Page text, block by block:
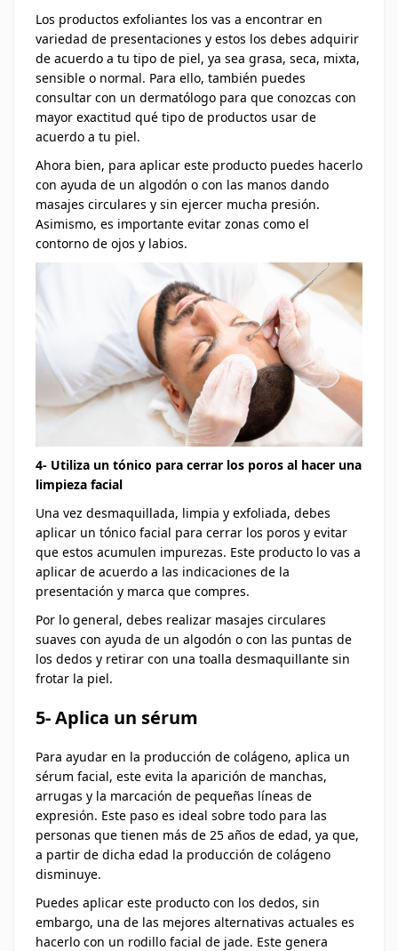
Los productos exfoliantes los vas a encontrar en
variedad de presentaciones y estos los debes adquirir
de acuerdo a tu tipo de piel, ya sea grasa, seca, mixta,
sensible o normal. Para ello, también puedes
consultar con un dermatólogo para que conozcas con
mayor exactitud qué tipo de productos usar de
acuerdo a tu piel.
Ahora bien, para aplicar este producto puedes hacerlo
con ayuda de un algodón o con las manos dando
masajes circulares y sin ejercer mucha presión.
Asimismo, es importante evitar zonas como el
contorno de ojos y labios.
4- Utiliza un tónico para cerrar los poros al hacer una
limpieza facial
Una vez desmaquillada, limpia y exfoliada, debes
aplicar un tónico facial para cerrar los poros y evitar
que estos acumulen impurezas. Este producto lo vas a
aplicar de acuerdo a las indicaciones de la
presentación y marca que compres.
Por lo general, debes realizar masajes circulares
suaves con ayuda de un algodón o con las puntas de
los dedos y retirar con una toalla desmaquillante sin
frotar la piel.
5- Aplica un sérum
Para ayudar en la producción de colágeno, aplica un
sérum facial, este evita la aparición de manchas,
arrugas y la marcación de pequeñas líneas de
expresión. Este paso es ideal sobre todo para las
personas que tienen más de 25 años de edad, ya que,
a partir de dicha edad la producción de colágeno
disminuye.
Puedes aplicar este producto con los dedos, sin
embargo, una de las mejores alternativas actuales es
hacerlo con un rodillo facial de jade. Este genera